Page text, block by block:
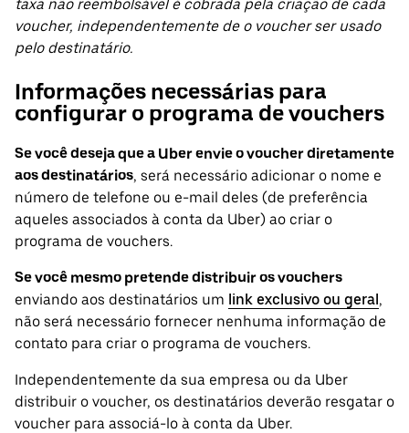
taxa não reembolsável é cobrada pela criação de cada
voucher, independentemente de o voucher ser usado
pelo destinatário.
Informações necessárias para
configurar o programa de vouchers
Se você deseja que a Uber envie o voucher diretamente
aos destinatários, será necessário adicionar o nome e
número de telefone ou e-mail deles (de preferência
aqueles associados à conta da Uber) ao criar o
programa de vouchers.
Se você mesmo pretende distribuir os vouchers
enviando aos destinatários um link exclusivo ou geral,
não será necessário fornecer nenhuma informação de
contato para criar o programa de vouchers.
Independentemente da sua empresa ou da Uber
distribuir o voucher, os destinatários deverão resgatar o
voucher para associá-lo à conta da Uber.